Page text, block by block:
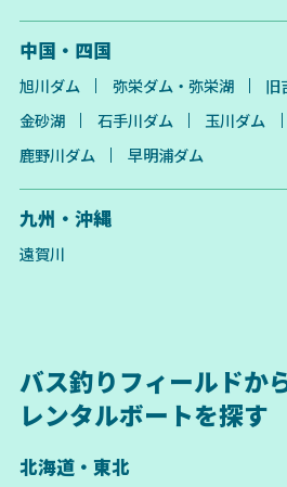
中国・四国
旭川ダム 弥栄ダム・弥栄湖 旧
金砂湖
石手川ダム 玉川ダム
鹿野川ダム
早明浦ダム
九州・沖縄
遠賀川
バス釣りフィールドか
レンタルボートを探す
北海道・東北